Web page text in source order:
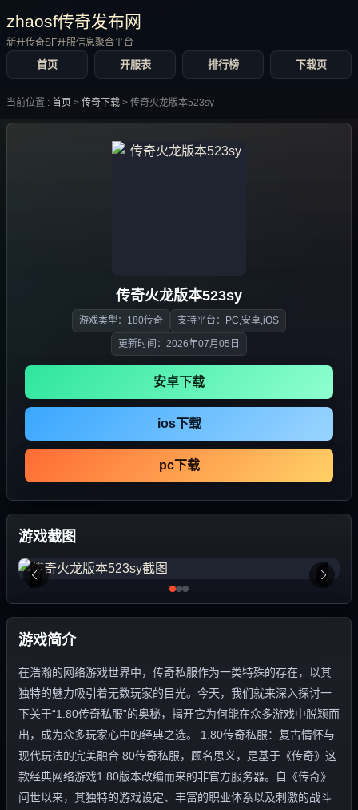
zhaosf传奇发布网
新开传奇SF开服信息聚合平台
首页 开服表 排行榜 下载页
当前位置 : 首页 > 传奇下载 > 传奇火龙版本523sy
传奇火龙版本523sy
游戏类型：180传奇 支持平台：PC,安卓,iOS
更新时间：2026年07月05日
安卓下载
ios下载
pc下载
游戏截图
游戏简介
在浩瀚的网络游戏世界中，传奇私服作为一类特殊的存在，以其
独特的魅力吸引着无数玩家的目光。今天，我们就来深入探讨一
下关于“1.80传奇私服”的奥秘，揭开它为何能在众多游戏中脱颖而
出，成为众多玩家心中的经典之选。 1.80传奇私服：复古情怀与
现代玩法的完美融合 80传奇私服，顾名思义，是基于《传奇》这
款经典网络游戏1.80版本改编而来的非官方服务器。自《传奇》
问世以来，其独特的游戏设定、丰富的职业体系以及刺激的战斗